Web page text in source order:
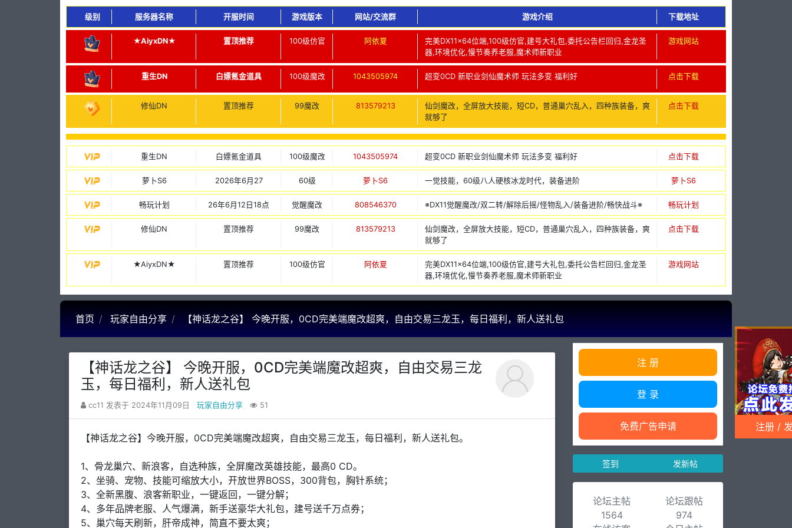
级别 服务器名称 开服时间 游戏版本 网站/交流群 游戏介绍 下载地址
★AiyxDN★ 置顶推荐 100级仿官 阿依夏
完美DX11x64位端,100级仿官,建号大礼包,委托公告栏回归,金龙圣
器,环境优化,慢节奏养老服,魔术师新职业
游戏网站
重生DN 白嫖氪金道具 100级魔改 1043505974 超变0CD 新职业剑仙魔术师 玩法多变 福利好 点击下载
修仙DN 置顶推荐 99魔改 813579213
仙剑魔改，全屏放大技能，短CD，普通巢穴乱入，四种族装备，爽
就够了
点击下载
重生DN 白嫖氪金道具 100级魔改 1043505974 超变0CD 新职业剑仙魔术师 玩法多变 福利好 点击下载
萝卜S6 2026年6月27 60级 萝卜S6 一觉技能，60级八人硬核冰龙时代，装备进阶 萝卜S6
畅玩计划 26年6月12日18点 觉醒魔改 808546370 ※DX11觉醒魔改/双二转/解除后摇/怪物乱入/装备进阶/畅快战斗※ 畅玩计划
修仙DN 置顶推荐 99魔改 813579213
仙剑魔改，全屏放大技能，短CD，普通巢穴乱入，四种族装备，爽
就够了
点击下载
★AiyxDN★ 置顶推荐 100级仿官 阿依夏
完美DX11x64位端,100级仿官,建号大礼包,委托公告栏回归,金龙圣
器,环境优化,慢节奏养老服,魔术师新职业
游戏网站
首页 玩家自由分享 【神话龙之谷】 今晚开服，0CD完美端魔改超爽，自由交易三龙玉，每日福利，新人送礼包
【神话龙之谷】 今晚开服，0CD完美端魔改超爽，自由交易三龙
玉，每日福利，新人送礼包
cc11 发表于 2024年11月09日 玩家自由分享 51
【神话龙之谷】今晚开服，0CD完美端魔改超爽，自由交易三龙玉，每日福利，新人送礼包。
1、骨龙巢穴、新浪客，自选种族，全屏魔改英雄技能，最高0 CD。
2、坐骑、宠物、技能可缩放大小，开放世界BOSS，300背包，胸针系统；
3、全新黑腹、浪客新职业，一键返回，一键分解；
4、多年品牌老服、人气爆满，新手送豪华大礼包，建号送千万点券；
5、巢穴每天刷新，肝帝成神，简直不要太爽；
注 册
登 录
免费广告申请
签到 发新帖
论坛主帖
1564
论坛跟帖
974
注册 /